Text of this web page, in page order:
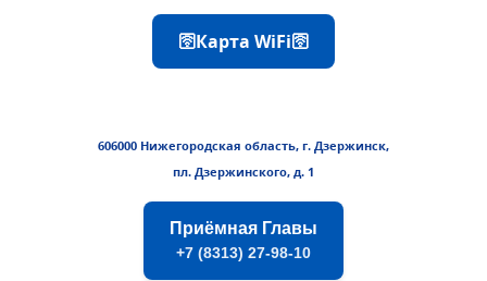
🛜Карта WiFi🛜
606000 Нижегородская область, г. Дзержинск,
пл. Дзержинского, д. 1
Приёмная Главы
+7 (8313) 27-98-10